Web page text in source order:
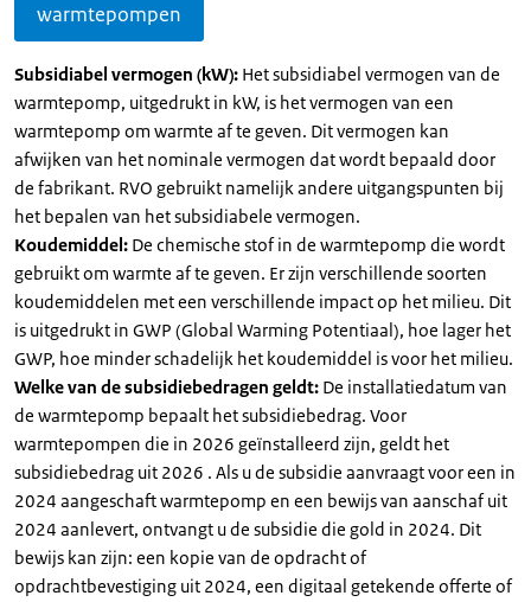
warmtepompen
Subsidiabel vermogen (kW): Het subsidiabel vermogen van de
warmtepomp, uitgedrukt in kW, is het vermogen van een
warmtepomp om warmte af te geven. Dit vermogen kan
afwijken van het nominale vermogen dat wordt bepaald door
de fabrikant. RVO gebruikt namelijk andere uitgangspunten bij
het bepalen van het subsidiabele vermogen.
Koudemiddel: De chemische stof in de warmtepomp die wordt
gebruikt om warmte af te geven. Er zijn verschillende soorten
koudemiddelen met een verschillende impact op het milieu. Dit
is uitgedrukt in GWP (Global Warming Potentiaal), hoe lager het
GWP, hoe minder schadelijk het koudemiddel is voor het milieu.
Welke van de subsidiebedragen geldt: De installatiedatum van
de warmtepomp bepaalt het subsidiebedrag. Voor
warmtepompen die in 2026 geïnstalleerd zijn, geldt het
subsidiebedrag uit 2026 . Als u de subsidie aanvraagt voor een in
2024 aangeschaft warmtepomp en een bewijs van aanschaf uit
2024 aanlevert, ontvangt u de subsidie die gold in 2024. Dit
bewijs kan zijn: een kopie van de opdracht of
opdrachtbevestiging uit 2024, een digitaal getekende offerte of